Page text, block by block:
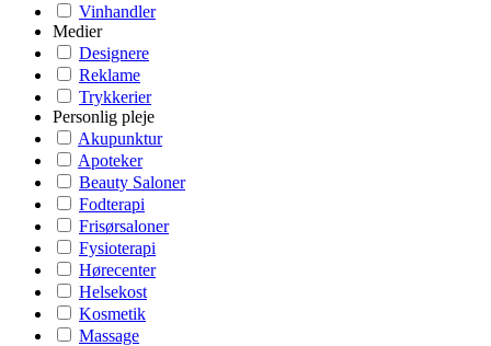
Vinhandler
Medier
Designere
Reklame
Trykkerier
Personlig pleje
Akupunktur
Apoteker
Beauty Saloner
Fodterapi
Frisørsaloner
Fysioterapi
Hørecenter
Helsekost
Kosmetik
Massage